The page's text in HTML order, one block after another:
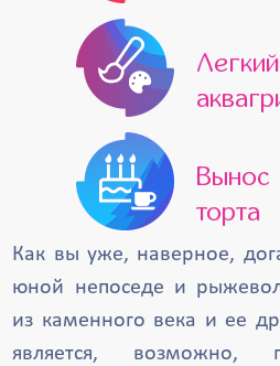
Легкий
Вынос
торта
Как вы уже, наверное,
юной непоседе и
из каменного века и ее
является,